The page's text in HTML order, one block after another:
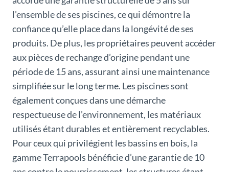
l’ensemble de ses piscines, ce qui démontre la
confiance qu’elle place dans la longévité de ses
produits. De plus, les propriétaires peuvent accéder
aux pièces de rechange d’origine pendant une
période de 15 ans, assurant ainsi une maintenance
simplifiée sur le long terme. Les piscines sont
également conçues dans une démarche
respectueuse de l’environnement, les matériaux
utilisés étant durables et entièrement recyclables.
Pour ceux qui privilégient les bassins en bois, la
gamme Terrapools bénéficie d’une garantie de 10